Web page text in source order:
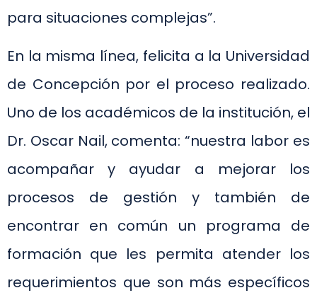
para situaciones complejas”.
En la misma línea, felicita a la Universidad
de Concepción por el proceso realizado.
Uno de los académicos de la institución, el
Dr. Oscar Nail, comenta: “nuestra labor es
acompañar y ayudar a mejorar los
procesos de gestión y también de
encontrar en común un programa de
formación que les permita atender los
requerimientos que son más específicos